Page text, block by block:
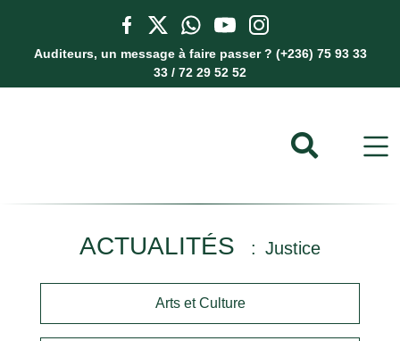
Auditeurs, un message à faire passer ? (+236) 75 93 33
33 / 72 29 52 52
ACTUALITÉS Justice
Arts et Culture